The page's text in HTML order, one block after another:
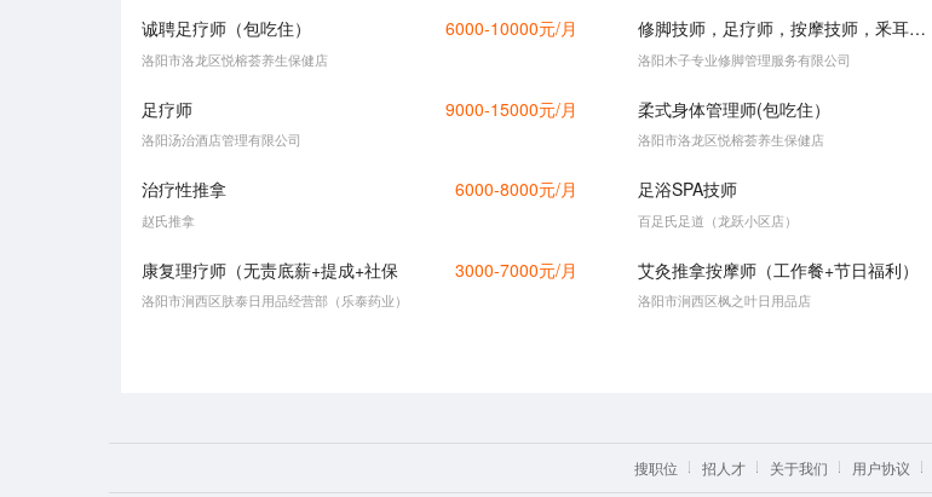
诚聘足疗师（包吃住） 6000-10000元/月
洛阳市洛龙区悦榕荟养生保健店
修脚技师，足疗师，按摩技师，釆耳师，学徒等！
洛阳木子专业修脚管理服务有限公司
足疗师 9000-15000元/月
洛阳汤治酒店管理有限公司
柔式身体管理师(包吃住）
洛阳市洛龙区悦榕荟养生保健店
治疗性推拿 6000-8000元/月
赵氏推拿
足浴SPA技师
百足氏足道（龙跃小区店）
康复理疗师（无责底薪+提成+社保 3000-7000元/月
洛阳市涧西区肤泰日用品经营部（乐泰药业）
艾灸推拿按摩师（工作餐+节日福利）
洛阳市涧西区枫之叶日用品店
搜职位 招人才 关于我们 用户协议